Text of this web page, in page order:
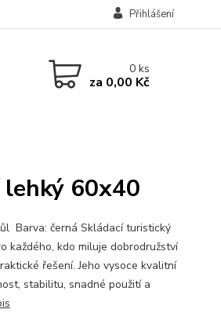
Přihlášení
0ks
za 0,00 Kč
60x40
Barva: černá Skládací turistický
každého, kdo miluje dobrodružství
řešení. Jeho vysoce kvalitní
stabilitu, snadné použití a